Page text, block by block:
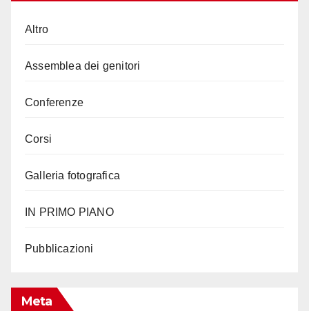
Altro
Assemblea dei genitori
Conferenze
Corsi
Galleria fotografica
IN PRIMO PIANO
Pubblicazioni
Meta